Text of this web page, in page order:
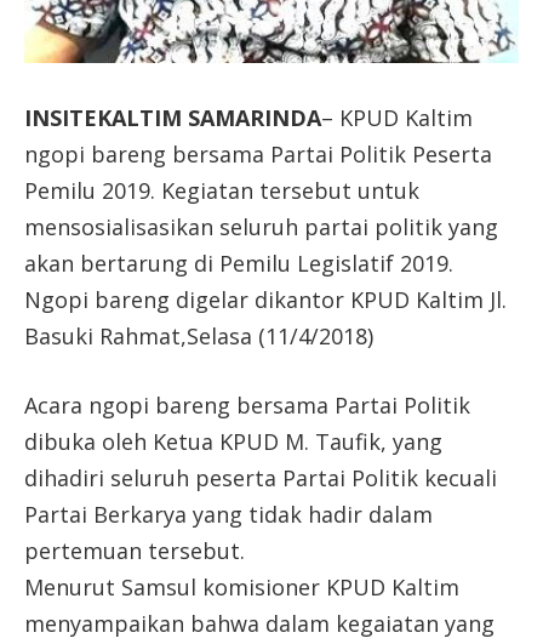
INSITEKALTIM SAMARINDA– KPUD Kaltim
ngopi bareng bersama Partai Politik Peserta
Pemilu 2019. Kegiatan tersebut untuk
mensosialisasikan seluruh partai politik yang
akan bertarung di Pemilu Legislatif 2019.
Ngopi bareng digelar dikantor KPUD Kaltim Jl.
Basuki Rahmat,Selasa (11/4/2018)
Acara ngopi bareng bersama Partai Politik
dibuka oleh Ketua KPUD M. Taufik, yang
dihadiri seluruh peserta Partai Politik kecuali
Partai Berkarya yang tidak hadir dalam
pertemuan tersebut.
Menurut Samsul komisioner KPUD Kaltim
menyampaikan bahwa dalam kegaiatan yang